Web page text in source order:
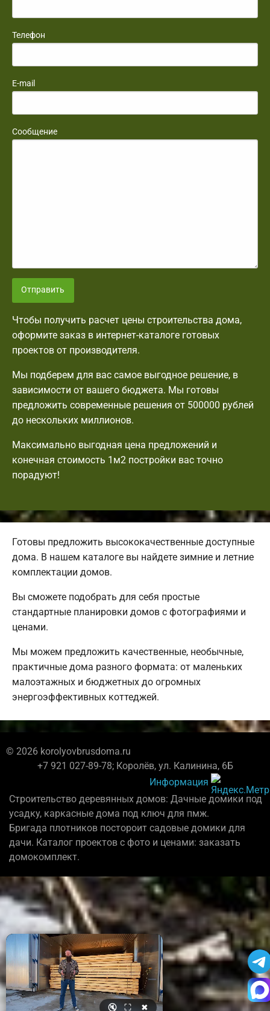
Телефон
E-mail
Сообщение
Отправить
Чтобы получить расчет цены строительства дома,
оформите заказ в интернет-каталоге готовых
проектов от производителя.
Мы подберем для вас самое выгодное решение, в
зависимости от вашего бюджета. Мы готовы
предложить современные решения от 500000 рублей
до нескольких миллионов.
Максимально выгодная цена предложений и
конечная стоимость 1м2 постройки вас точно
порадуют!
Готовы предложить высококачественные доступные
дома. В нашем каталоге вы найдете зимние и летние
комплектации домов.
Вы сможете подобрать для себя простые
стандартные планировки домов с фотографиями и
ценами.
Мы можем предложить качественные, необычные,
практичные дома разного формата: от маленьких
малоэтажных и бюджетных до огромных
энергоэффективных коттеджей.
© 2026 korolyovbrusdoma.ru
+7 921 027-89-78; Королёв, ул. Калинина, 6Б
Информация
Строительство деревянных домов: Дачные домики под
усадку, каркасные дома под ключ для пмж.
Бригада плотников постороит садовые домики для
дачи. Каталог проектов с фото и ценами: заказать
домокомплект.
🔇 ⛶ ✖